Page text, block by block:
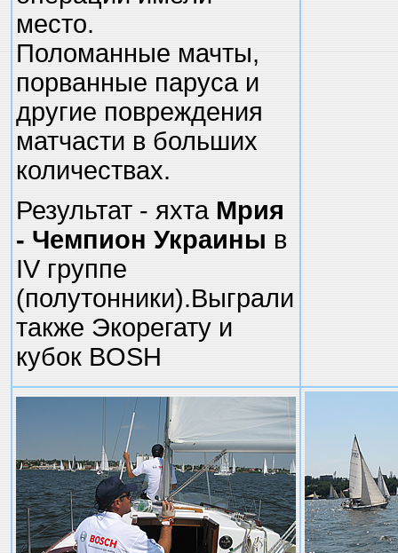
место.
Поломанные мачты,
порванные паруса и
другие повреждения
матчасти в больших
количествах.
Результат - яхта Мрия
- Чемпион Украины в
IV группе
(полутонники).Выграли
также Экорегату и
кубок BOSH